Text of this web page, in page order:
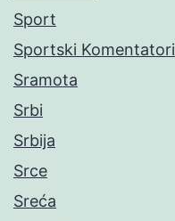
Sport
Sportski Komentatori
Sramota
Srbi
Srbija
Srce
Sreća